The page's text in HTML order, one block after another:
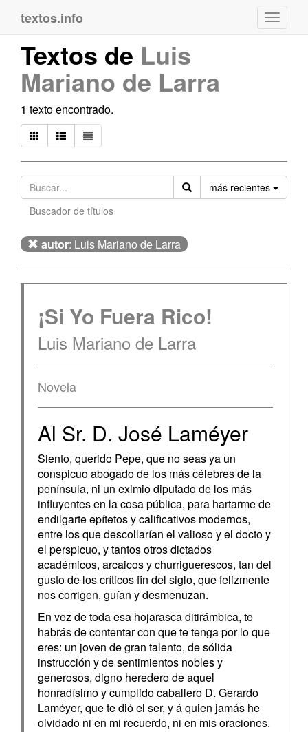
textos.info
Textos de Luis
Mariano de Larra
1 texto encontrado.
más recientes
Buscador de títulos
autor: Luis Mariano de Larra
¡Si Yo Fuera Rico!
Luis Mariano de Larra
Novela
Al Sr. D. José Laméyer
Siento, querido Pepe, que no seas ya un
conspicuo abogado de los más célebres de la
península, ni un eximio diputado de los más
influyentes en la cosa pública, para hartarme de
endilgarte epítetos y calificativos modernos,
entre los que descollarían el valioso y el docto y
el perspicuo, y tantos otros dictados
académicos, arcaicos y churriguerescos, tan del
gusto de los críticos fin del siglo, que felizmente
nos corrigen, guían y desmenuzan.
En vez de toda esa hojarasca ditirámbica, te
habrás de contentar con que te tenga por lo que
eres: un joven de gran talento, de sólida
instrucción y de sentimientos nobles y
generosos, digno heredero de aquel
honradísimo y cumplido caballero D. Gerardo
Laméyer, que te dió el ser, y á quien jamás he
olvidado ni en mi recuerdo, ni en mis oraciones.